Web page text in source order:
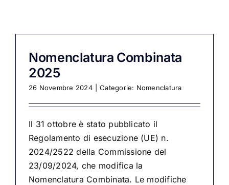
Nomenclatura Combinata
2025
26 Novembre 2024 Categorie: Nomenclatura
Il 31 ottobre è stato pubblicato il
Regolamento di esecuzione (UE) n.
2024/2522 della Commissione del
23/09/2024, che modifica la
Nomenclatura Combinata. Le modifiche